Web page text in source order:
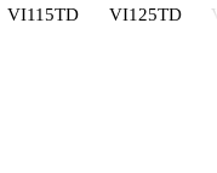
VI115TD
VI125TD